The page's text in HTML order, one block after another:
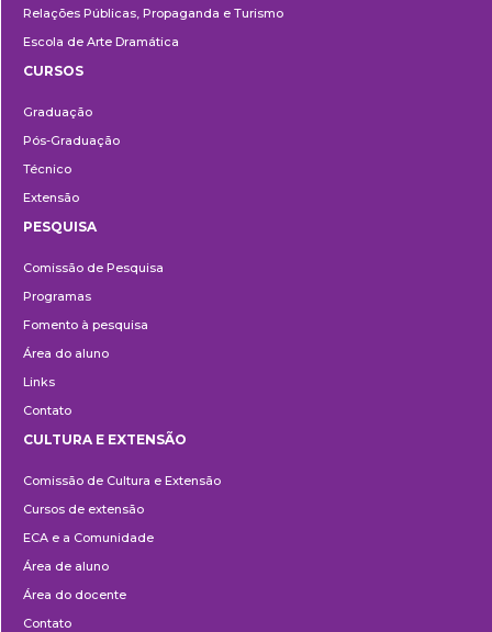
Relações Públicas, Propaganda e Turismo
Escola de Arte Dramática
CURSOS
Graduação
Pós-Graduação
Técnico
Extensão
PESQUISA
Comissão de Pesquisa
Programas
Fomento à pesquisa
Área do aluno
Links
Contato
e
Extensão
CULTURA E EXTENSÃO
Comissão de Cultura e Extensão
Cursos de extensão
ECA e a Comunidade
Área de aluno
Área do docente
Contato